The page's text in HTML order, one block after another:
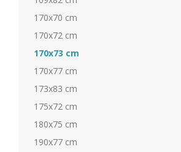
170x70 cm
170x72 cm
170x73 cm
170x77 cm
173x83 cm
175x72 cm
180x75 cm
190x77 cm